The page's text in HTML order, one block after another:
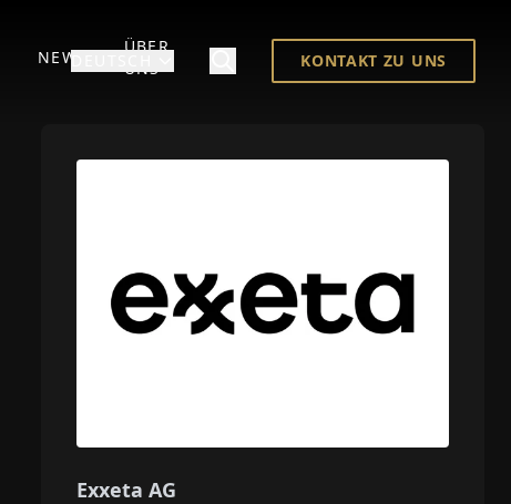
NEWS
ÜBER
UNS
KONTAKT ZU UNS
Exxeta AG